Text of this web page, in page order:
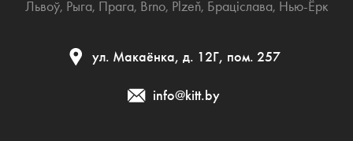
Львоў, Рыга, Прага, Brno, Plzeň, Браціслава, Нью-Ёрк
ул. Макаёнка, д. 12Г, пом. 257
info@kitt.by